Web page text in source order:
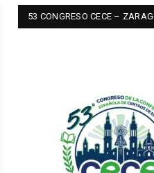
53 CONGRESO CECE –